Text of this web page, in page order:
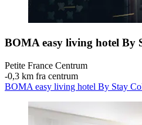
BOMA easy living hotel By
Petite France Centrum
‐0,3 km fra centrum
BOMA easy living hotel By Stay